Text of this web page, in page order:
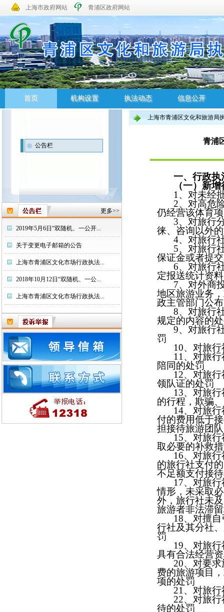
上海市政府网站 青浦区政府网站
首页 机构设置 执法动态
执法动态
信息公开
信息公开
公告栏
更多>>
2019年5月6日“双随机、一公开...
关于变更电子邮箱的公告
上海市青浦区文化市场行政执法...
2018年10月12日“双随机、一公...
上海市青浦区文化市场行政执法...
上海市青浦区文化和旅游局
青浦
一、行政执
（一）新
1 、对未经
2、对高危
仍经营该体育
3、对旅行
徕、咨询以外
4、对旅行
5、对旅行
保证金或者提
6、对旅行
定报送统计资
7、对外商
地区旅游业务
政主管部门公
8、对旅行
规定的内容的
9、对旅行
罚
10、对旅
11 、 对旅
陪同的处罚
12、 对旅
领队证的处罚
13、 对旅
的行程，欺骗
14、 对旅
付的费用低于
担接待旅游团
15、 对旅
取必要的补救
16、 对旅
的旅行社支付
不足额支付接
17、 对旅
情形，未采取
外，旅行社未
旅游者非法滞
18、对擅
行社及其分社
罚
19、对旅
具有合法经营
20、对要
费的旅游项目
项的处罚
21 、对旅
22、对旅
待的处罚